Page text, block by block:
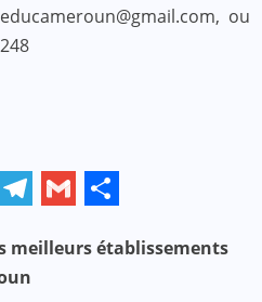
ou
meilleurs établissements